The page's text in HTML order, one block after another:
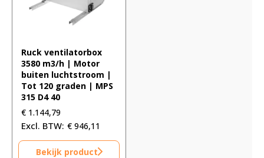
Ruck ventilatorbox
3580 m3/h | Motor
buiten luchtstroom |
Tot 120 graden | MPS
315 D4 40
€ 1.144,79
€ 946,11
Bekijk product